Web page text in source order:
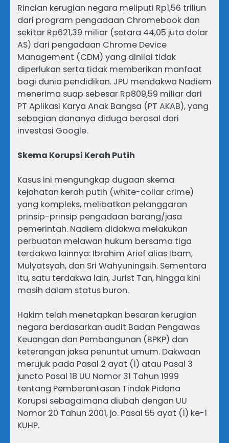
Rincian kerugian negara meliputi Rp1,56 triliun
dari program pengadaan Chromebook dan
sekitar Rp621,39 miliar (setara 44,05 juta dolar
AS) dari pengadaan Chrome Device
Management (CDM) yang dinilai tidak
diperlukan serta tidak memberikan manfaat
bagi dunia pendidikan. JPU mendakwa Nadiem
menerima suap sebesar Rp809,59 miliar dari
PT Aplikasi Karya Anak Bangsa (PT AKAB), yang
sebagian dananya diduga berasal dari
investasi Google.
Skema Korupsi Kerah Putih
Kasus ini mengungkap dugaan skema
kejahatan kerah putih (white-collar crime)
yang kompleks, melibatkan pelanggaran
prinsip-prinsip pengadaan barang/jasa
pemerintah. Nadiem didakwa melakukan
perbuatan melawan hukum bersama tiga
terdakwa lainnya: Ibrahim Arief alias Ibam,
Mulyatsyah, dan Sri Wahyuningsih. Sementara
itu, satu terdakwa lain, Jurist Tan, hingga kini
masih dalam status buron.
Hakim telah menetapkan besaran kerugian
negara berdasarkan audit Badan Pengawas
Keuangan dan Pembangunan (BPKP) dan
keterangan jaksa penuntut umum. Dakwaan
merujuk pada Pasal 2 ayat (1) atau Pasal 3
juncto Pasal 18 UU Nomor 31 Tahun 1999
tentang Pemberantasan Tindak Pidana
Korupsi sebagaimana diubah dengan UU
Nomor 20 Tahun 2001, jo. Pasal 55 ayat (1) ke-1
KUHP.